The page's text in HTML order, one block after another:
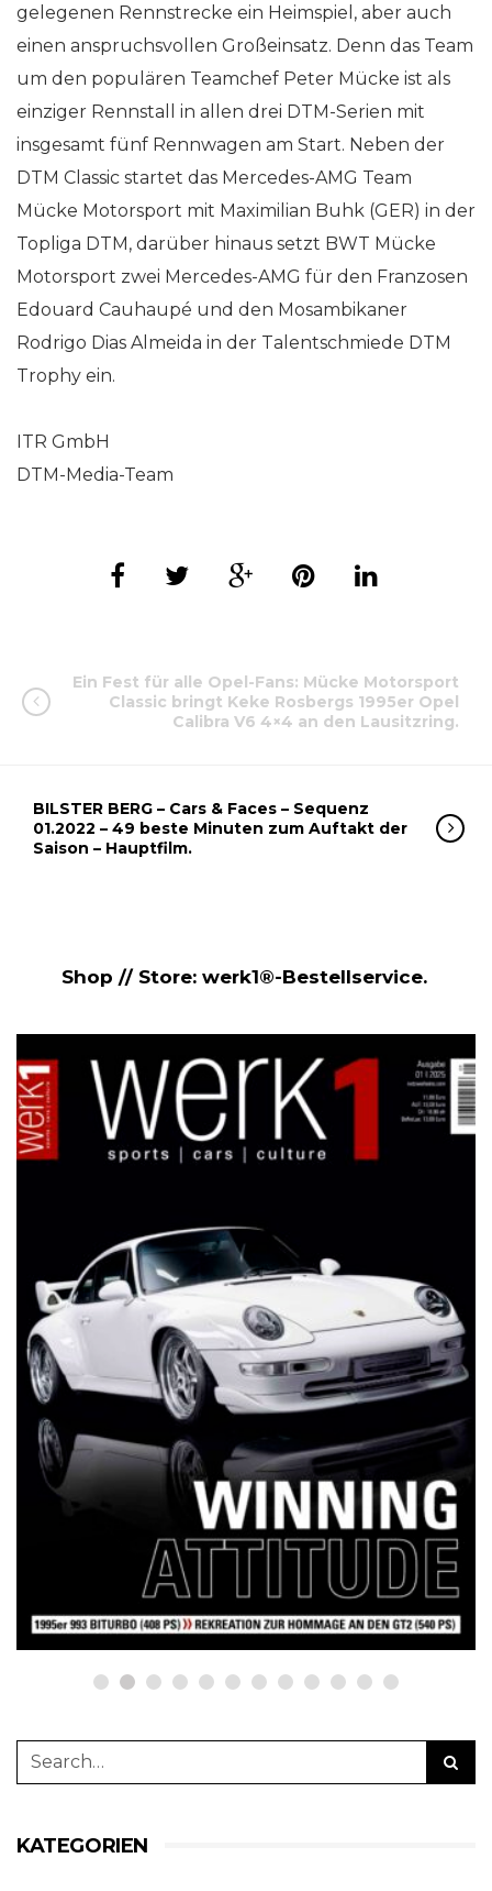
gelegenen Rennstrecke ein Heimspiel, aber auch
einen anspruchsvollen Großeinsatz. Denn das Team
um den populären Teamchef Peter Mücke ist als
einziger Rennstall in allen drei DTM-Serien mit
insgesamt fünf Rennwagen am Start. Neben der
DTM Classic startet das Mercedes-AMG Team
Mücke Motorsport mit Maximilian Buhk (GER) in der
Topliga DTM, darüber hinaus setzt BWT Mücke
Motorsport zwei Mercedes-AMG für den Franzosen
Edouard Cauhaupé und den Mosambikaner
Rodrigo Dias Almeida in der Talentschmiede DTM
Trophy ein.
ITR GmbH
DTM-Media-Team
Ein Fest für alle Opel-Fans: Mücke Motorsport
Classic bringt Keke Rosbergs 1995er Opel
Calibra V6 4×4 an den Lausitzring.
BILSTER BERG – Cars & Faces – Sequenz
01.2022 – 49 beste Minuten zum Auftakt der
Saison – Hauptfilm.
Shop // Store: werk1®-Bestellservice.
NETZWERKEINS GO! // ONLINE-STORE BY WERK1
12 Jahre werk1® sports | cars |
culture: Bestellen Sie jetzt die
neue Sommerausgabe 01 | 2025
(erscheint am 1. Juli 2025) online
auf netzwerkeins | GO!
23. Juni 2025
KATEGORIEN